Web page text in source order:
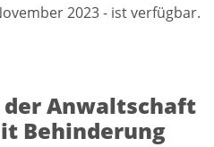
2023 - ist verfügbar.
der Anwaltschaft
Behinderung